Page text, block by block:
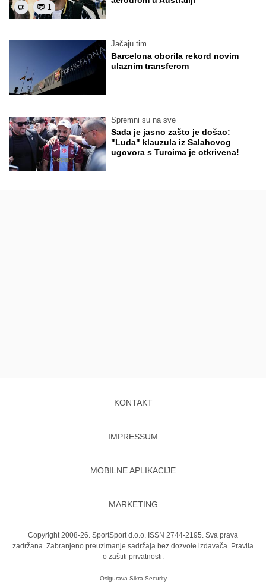
1
Jačaju tim
Barcelona oborila rekord novim
ulaznim transferom
Spremni su na sve
Sada je jasno zašto je došao:
"Luda" klauzula iz Salahovog
ugovora s Turcima je otkrivena!
KONTAKT
IMPRESSUM
MOBILNE APLIKACIJE
MARKETING
Copyright 2008-26. SportSport d.o.o. ISSN 2744-2195. Sva prava
zadržana. Zabranjeno preuzimanje sadržaja bez dozvole izdavača. Pravila
o zaštiti privatnosti.
Osigurava Sikra Security